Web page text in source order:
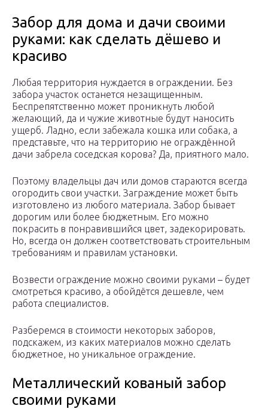
Забор для дома и дачи своими
руками: как сделать дёшево и
красиво
Любая территория нуждается в ограждении. Без
забора участок останется незащищенным.
Беспрепятственно может проникнуть любой
желающий, да и чужие животные будут наносить
ущерб. Ладно, если забежала кошка или собака, а
представьте, что на территорию не ограждённой
дачи забрела соседская корова? Да, приятного мало.
Поэтому владельцы дач или домов стараются всегда
огородить свои участки. Заграждение может быть
изготовлено из любого материала. Забор бывает
дорогим или более бюджетным. Его можно
покрасить в понравившийся цвет, задекорировать.
Но, всегда он должен соответствовать строительным
требованиям и правилам установки.
Возвести ограждение можно своими руками – будет
смотреться красиво, а обойдётся дешевле, чем
работа специалистов.
Разберемся в стоимости некоторых заборов,
подскажем, из каких материалов можно сделать
бюджетное, но уникальное ограждение.
Металлический кованый забор
своими руками